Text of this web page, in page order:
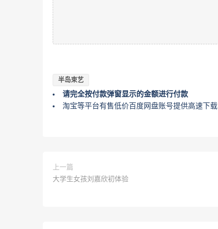
半岛束艺
请完全按付款弹窗显示的金额进行付款
淘宝等平台有售低价百度网盘账号提供高速下载
上一篇
大学生女孩刘嘉欣初体验